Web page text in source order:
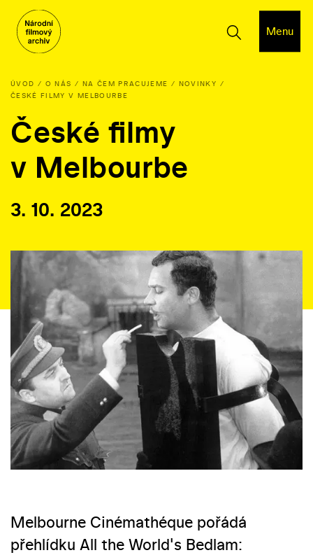
Menu
ÚVOD O NÁS NA ČEM PRACUJEME
NOVINKY
ČESKÉ FILMY V MELBOURBE
České filmy
v Melbourbe
3. 10. 2023
Melbourne Cinémathéque pořádá
přehlídku All the World's Bedlam: